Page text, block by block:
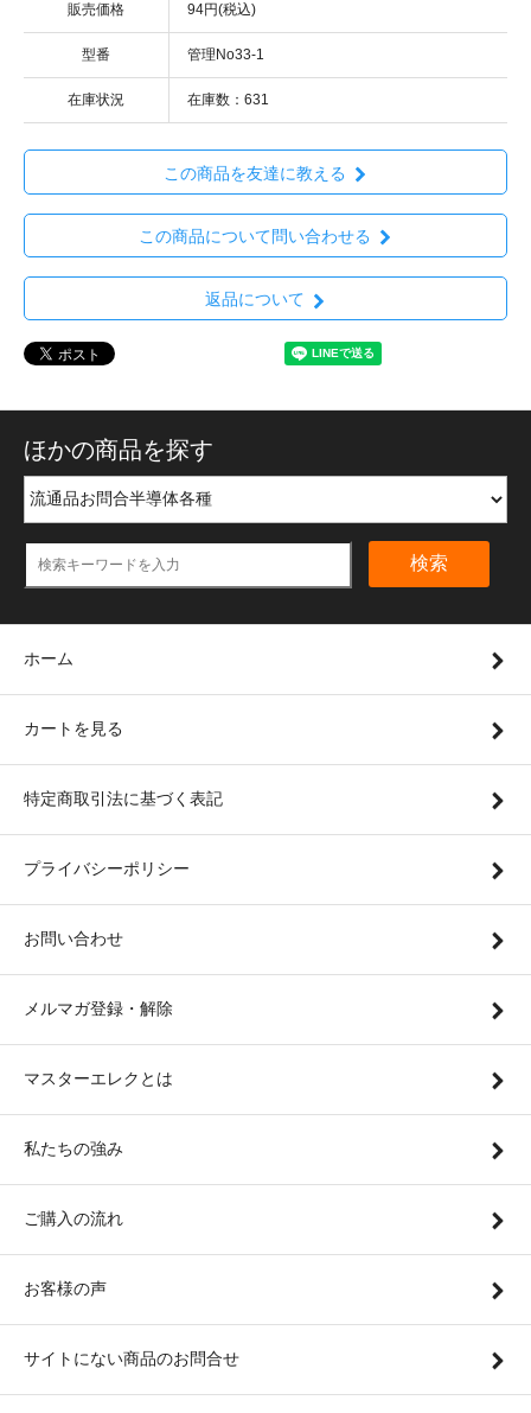
販売価格 94円(税込)
型番 管理No33-1
在庫状況 在庫数：631
この商品を友達に教える
この商品について問い合わせる
返品について
ほかの商品を探す
検索
ホーム
カートを見る
特定商取引法に基づく表記
プライバシーポリシー
お問い合わせ
メルマガ登録・解除
マスターエレクとは
私たちの強み
ご購入の流れ
お客様の声
サイトにない商品のお問合せ